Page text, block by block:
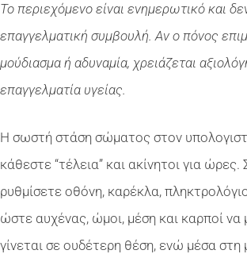
Το περιεχόμενο είναι ενημερωτικό και
επαγγελματική συμβουλή. Αν ο πόνος
μούδιασμα ή αδυναμία, χρειάζεται
επαγγελματία υγείας.
Η σωστή στάση σώματος στον
κάθεστε “τέλεια” και ακίνητοι για ώρες.
ρυθμίσετε οθόνη, καρέκλα, πληκτρολόγιο
ώστε αυχένας, ώμοι, μέση και καρποί να
γίνεται σε ουδέτερη θέση, ενώ μέσα